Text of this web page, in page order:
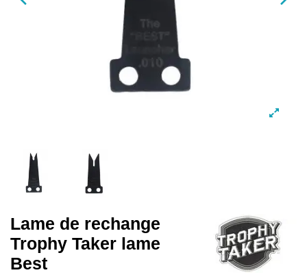
Lame de rechange
Trophy Taker lame
Best